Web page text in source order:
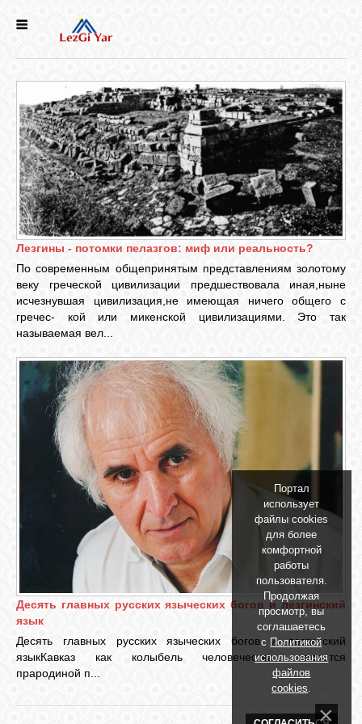
ИСТОРИЯ
КУЛЬТУРА
ГОЛОС
БИБЛИОТЕКА
ВИДЕО
Лезгины - потомки пелазгов: миф или реальность?
По современным общепринятым представлениям золотому
веку греческой цивилизации предшествовала иная,ныне
исчезнувшая цивилизация,не имеющая ничего общего с
гречес- кой или микенской цивилизациями. Это так
называемая вел...
Десять главных русских языческих богов и лезгинский
язык
Десять главных русских языческих богов и лезгинский
языкКавказ как колыбель человечества, является
прародиной п...
Портал
использует
файлы cookies
для более
комфортной
работы
пользователя.
Продолжая
просмотр, вы
соглашаетесь
с Политикой
использования
файлов
cookies